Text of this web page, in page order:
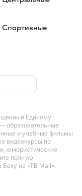
Спортивные
Единому
образовательные
и учебные фильмы
видеокурсы по
юмористические
полную
на «ТВ Mail».